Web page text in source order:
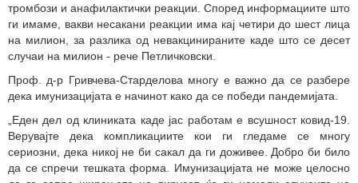
тромбози и анафилактички реакции. Според информациите што
ги имаме, вакви несакани реакции има кај четири до шест лица
на милион, за разлика од невакцинираните каде што се десет
случаи на милион - рече Петличковски.
Проф. д-р Гривчева-Старделова многу е важно да се разбере
дека имунизацијата е начинот како да се победи пандемијата.
„Еден дел од клиниката каде јас работам е всушност ковид-19.
Верувајте дека компликациите кои ги гледаме се многу
сериозни, дека никој не би сакал да ги доживее. Добро би било
да се спречи тешката форма. Имунизацијата не може целосно